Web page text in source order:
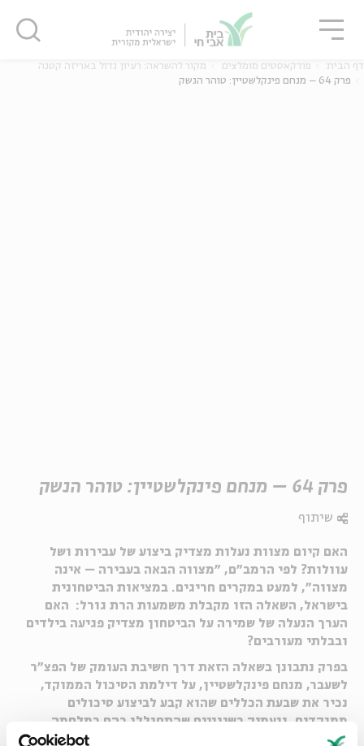
דף הבית פודקאסטים מומלצים
מקור להשראה: רעיון גדול באריזה קטנה
פרק 64 – מנחם פינקלשטיין: טוהר הנשק
פרק 64 – מנחם פינקלשטיין: טוהר הנשק
האם קיום מצוות נעלות מצדיק ביצוע של עבירות ושל
עוולות? לפי הרמב״ם, ״מצווה הבאה בעבירה – אינה
מצווה״, למעט במקרים חריגים. במציאות הביטחונית
בישראל, השאלה הזו מקבלת משמעות הרת גורל: האם
הערך הנעלה של שמירה על הביטחון מצדיק פגיעה בילדים
ובבלתי מעורבים?
בפרק נתבונן בשאלה הזאת דרך חשיבת העומק של הפצ״ר
לשעבר, מנחם פינקלשטיין, על דילמת הסיכול הממוקד,
נכיר את שבעת הכללים שהוא קבע לביצוע סיכולים
ממוקדים, ונעמיק בשינויים שהתחוללו בהם במלחמה
הנוכחית.
שיתוף
סגור